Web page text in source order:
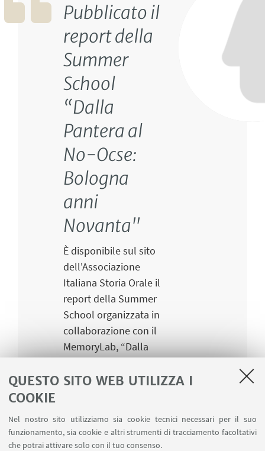
QUESTO SITO WEB UTILIZZA I
COOKIE
Nel nostro sito utilizziamo sia cookie tecnici necessari per il suo
funzionamento, sia cookie e altri strumenti di tracciamento facoltativi
che potrai attivare solo con il tuo consenso.
Pubblicato il
report della
Summer
School
“Dalla
Pantera al
No-Ocse:
Bologna
anni
Novanta"
È disponibile sul sito
dell'Associazione
Italiana Storia Orale il
report della Summer
School organizzata in
collaborazione con il
MemoryLab, “Dalla
Bologna anni
campo di Storia
orale“, scritto da